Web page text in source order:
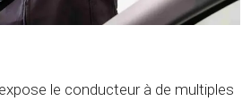
le conducteur à de multiples